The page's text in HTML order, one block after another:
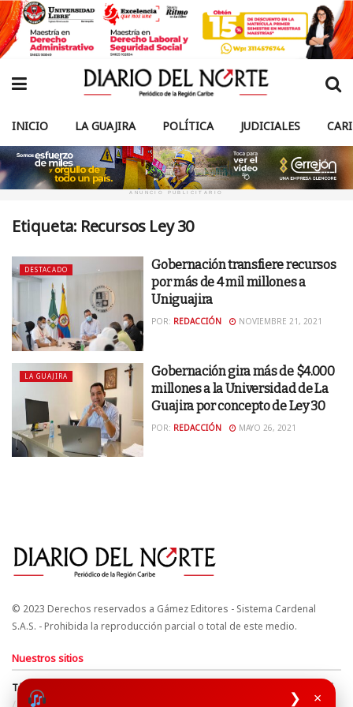
❯ ×
INICIO LA GUAJIRA POLÍTICA JUDICIALES
ANUNCIO PUBLICITARIO
Etiqueta: Recursos Ley 30
DESTACADO
Gobernación transfiere recursos
por más de 4 mil millones a
Uniguajira
POR: REDACCIÓN NOVIEMBRE 21, 2021
LA GUAJIRA
Gobernación gira más de $4.000
millones a la Universidad de La
Guajira por concepto de Ley 30
POR: REDACCIÓN MAYO 26, 2021
© 2023 Derechos reservados a Gámez Editores - Sistema Cardenal
S.A.S. - Prohibida la reproducción parcial o total de este medio.
Nuestros sitios
Términos y Condiciones
Derechos de Autor y Propiedad Intelectual